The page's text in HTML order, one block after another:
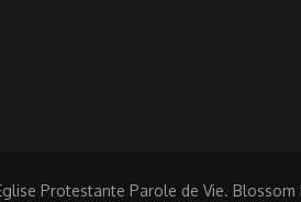
Protestante Parole de Vie. Blossom